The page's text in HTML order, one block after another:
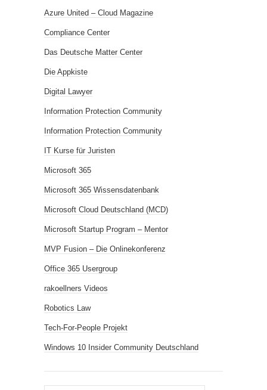
Azure United – Cloud Magazine
Compliance Center
Das Deutsche Matter Center
Die Appkiste
Digital Lawyer
Information Protection Community
Information Protection Community
IT Kurse für Juristen
Microsoft 365
Microsoft 365 Wissensdatenbank
Microsoft Cloud Deutschland (MCD)
Microsoft Startup Program – Mentor
MVP Fusion – Die Onlinekonferenz
Office 365 Usergroup
rakoellners Videos
Robotics Law
Tech-For-People Projekt
Windows 10 Insider Community Deutschland